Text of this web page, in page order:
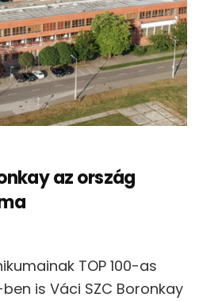
az ország
TOP 100-as
is Váci SZC Boronkay